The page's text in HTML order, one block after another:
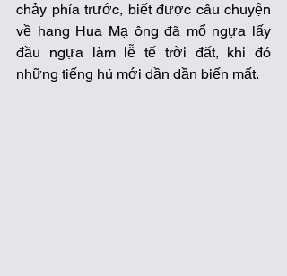
chảy phía trước, biết được câu chuyện
về hang Hua Mạ ông đã mổ ngựa lấy
đầu ngựa làm lễ tế trời đất, khi đó
những tiếng hú mới dần dần biến mất.